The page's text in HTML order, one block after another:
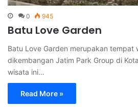
0 945
Batu Love Garden
Batu Love Garden merupakan tempat
dikembangan Jatim Park Group di
wisata ini…
Read More »